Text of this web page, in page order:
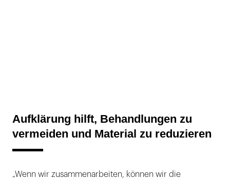
Aufklärung hilft, Behandlungen zu
vermeiden und Material zu reduzieren
„Wenn wir zusammenarbeiten, können wir die